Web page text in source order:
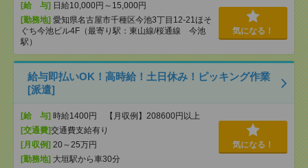
[給 与] 日給10,000円～15,000円
[勤務地] 愛知県名古屋市千種区今池3丁目12-21ほそ
ぐち今池ビル4F（最寄り駅：東山線/桜通線 今池
駅）
気になる！
給与即払いOK！高時給！土日休み！ピッキング作業
[派遣]
[給 与] 時給1400円 【月収例】208600円以上
[交通費]交通費支給有り
[月収例] 20～25万円
[勤務地] 大垣駅から車30分
気になる！